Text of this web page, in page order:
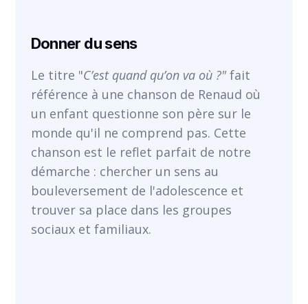
Donner du sens
Le titre "C’est quand qu’on va où ?"fait
référence à une chanson de Renaud où
un enfant questionne son père sur le
monde qu'il ne comprend pas. Cette
chanson est le reflet parfait de notre
démarche : chercher un sens au
bouleversement de l'adolescence et
trouver sa place dans les groupes
sociaux et familiaux.